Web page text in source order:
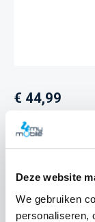
Deze website
We gebruiken
personaliseren,
Normale prijs:
€ 44,99